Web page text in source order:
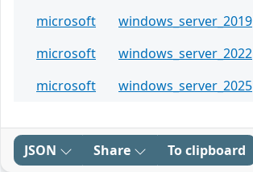
microsoft
windows_server_2019
microsoft
windows_server_2022
microsoft
windows_server_2025
JSON Share To clipboard